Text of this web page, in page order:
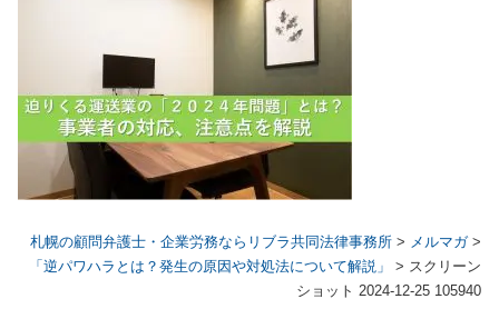
札幌の顧問弁護士・企業労務ならリブラ共同法律事務所 > メルマガ>
「逆パワハラとは？発生の原因や対処法について解説」
> スクリーン
ショット 2024-12-25 105940